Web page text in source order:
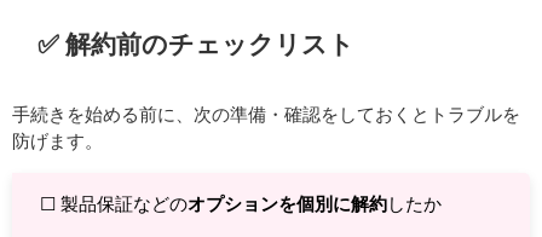
✅️ 解約前のチェックリスト
手続きを始める前に、次の準備・確認をしておくとトラブルを
防げます。
☐ 製品保証などのオプションを個別に解約したか